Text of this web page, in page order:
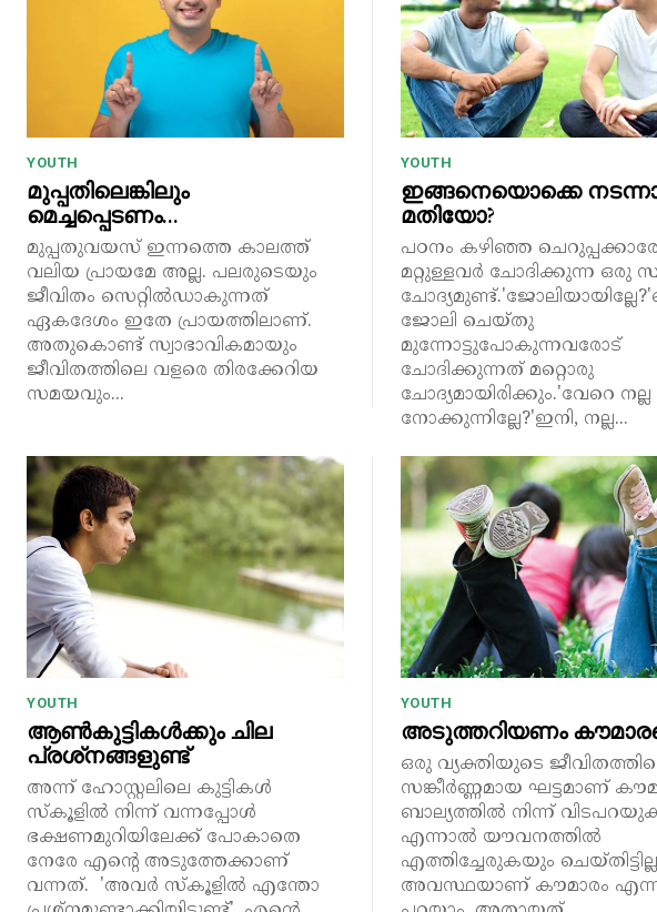
YOUTH
മുപ്പതിലെങ്കിലും
മെച്ചപ്പെടണം…
മുപ്പതുവയസ് ഇന്നത്തെ കാലത്ത്
വലിയ പ്രായമേ അല്ല. പലരുടെയും
ജീവിതം സെറ്റിൽഡാകുന്നത്
ഏകദേശം ഇതേ പ്രായത്തിലാണ്.
അതുകൊണ്ട് സ്വാഭാവികമായും
ജീവിതത്തിലെ വളരെ തിരക്കേറിയ
സമയവും...
YOUTH
ഇങ്ങനെയൊക്കെ
മതിയോ?
പഠനം കഴിഞ്ഞ
മറ്റുള്ളവർ ചോദിക്കുന്ന ഒരു
ജോലി ചെയ്തു
മുന്നോട്ടുപോകുന്നവരോട്
ചോദിക്കുന്നത് മറ്റൊരു
ചോദ്യമായിരിക്കും.'വേറെ
നോക്കുന്നില്ലേ?'ഇനി, നല്ല...
YOUTH
ആൺകുട്ടികൾക്കും ചില
പ്രശ്‌നങ്ങളുണ്ട്
അന്ന് ഹോസ്റ്റലിലെ കുട്ടികൾ
സ്‌കൂളിൽ നിന്ന് വന്നപ്പോൾ
ഭക്ഷണമുറിയിലേക്ക് പോകാതെ
നേരേ എന്റെ അടുത്തേക്കാണ്
വന്നത്. 'അവർ സ്‌കൂളിൽ എന്തോ
YOUTH
അടുത്തറിയണം
ഒരു വ്യക്തിയുടെ
സങ്കീർണ്ണമായ ഘട്ടമാണ്
ബാല്യത്തിൽ നിന്ന്
എന്നാൽ യൗവനത്തിൽ
എത്തിച്ചേരുകയും
അവസ്ഥയാണ് കൗമാരം